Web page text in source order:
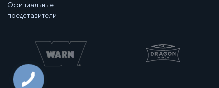
Официальные
представители